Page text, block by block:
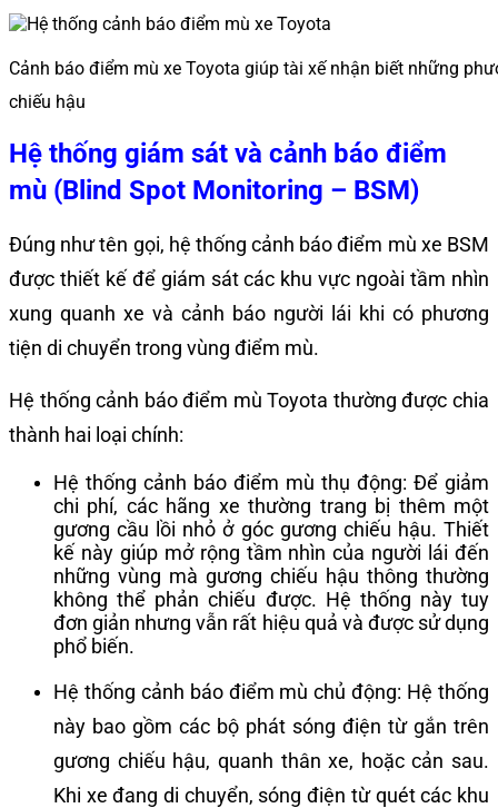
Cảnh báo điểm mù xe Toyota giúp tài xế nhận biết những
chiếu hậu
Hệ thống giám sát và cảnh báo điểm
mù (Blind Spot Monitoring – BSM)
Đúng như tên gọi, hệ thống cảnh báo điểm mù xe BSM
được thiết kế để giám sát các khu vực ngoài tầm nhìn
xung quanh xe và cảnh báo người lái khi có phương
tiện di chuyển trong vùng điểm mù.
Hệ thống cảnh báo điểm mù Toyota thường được chia
thành hai loại chính:
Hệ thống cảnh báo điểm mù thụ động: Để giảm
chi phí, các hãng xe thường trang bị thêm một
gương cầu lồi nhỏ ở góc gương chiếu hậu. Thiết
kế này giúp mở rộng tầm nhìn của người lái đến
những vùng mà gương chiếu hậu thông thường
không thể phản chiếu được. Hệ thống này tuy
đơn giản nhưng vẫn rất hiệu quả và được sử dụng
phổ biến.
Hệ thống cảnh báo điểm mù chủ động: Hệ thống
này bao gồm các bộ phát sóng điện từ gắn trên
gương chiếu hậu, quanh thân xe, hoặc cản sau.
Khi xe đang di chuyển, sóng điện từ quét các khu